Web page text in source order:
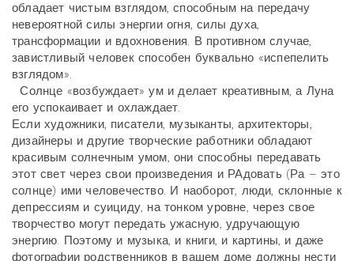
обладает чистым взглядом, способным на передачу
невероятной силы энергии огня, силы духа,
трансформации и вдохновения. В противном случае,
завистливый человек способен буквально «испепелить
взглядом».
Солнце «возбуждает» ум и делает креативным, а Луна
его успокаивает и охлаждает.
Если художники, писатели, музыканты, архитекторы,
дизайнеры и другие творческие работники обладают
красивым солнечным умом, они способны передавать
этот свет через свои произведения и РАдовать (Ра – это
солнце) ими человечество. И наоборот, люди, склонные к
депрессиям и суициду, на тонком уровне, через свое
творчество могут передать ужасную, удручающую
энергию. Поэтому и музыка, и книги, и картины, и даже
фотографии родственников в вашем доме должны нести